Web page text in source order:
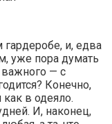
и, едва
уже пора думать
важного — с
Конечно,
в одеяло.
И, наконец,